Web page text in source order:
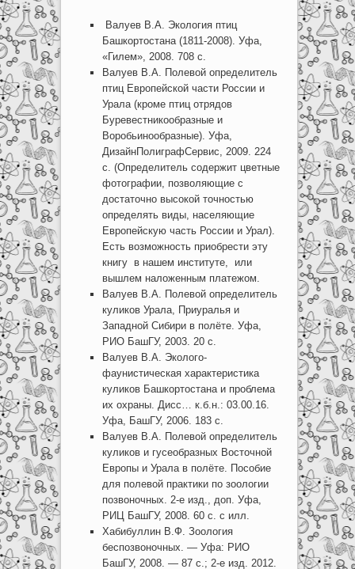
Валуев В.А. Экология птиц
Башкортостана (1811-2008). Уфа,
«Гилем», 2008. 708 с.
Валуев В.А. Полевой определитель
птиц Европейской части России и
Урала (кроме птиц отрядов
Буревестникообразные и
Воробьинообразные). Уфа,
ДизайнПолиграфСервис, 2009. 224
с. (Определитель содержит цветные
фотографии, позволяющие с
достаточно высокой точностью
определять виды, населяющие
Европейскую часть России и Урал).
Есть возможность приобрести эту
книгу в нашем институте, или
вышлем наложенным платежом.
Валуев В.А. Полевой определитель
куликов Урала, Приуралья и
Западной Сибири в полёте. Уфа,
РИО БашГУ, 2003. 20 с.
Валуев В.А. Эколого-
фаунистическая характеристика
куликов Башкортостана и проблема
их охраны. Дисс… к.б.н.: 03.00.16.
Уфа, БашГУ, 2006. 183 с.
Валуев В.А. Полевой определитель
куликов и гусеобразных Восточной
Европы и Урала в полёте. Пособие
для полевой практики по зоологии
позвоночных. 2-е изд., доп. Уфа,
РИЦ БашГУ, 2008. 60 с. с илл.
Хабибуллин В.Ф. Зоология
беспозвоночных. — Уфа: РИО
БашГУ, 2008. — 87 с.; 2-е изд. 2012.